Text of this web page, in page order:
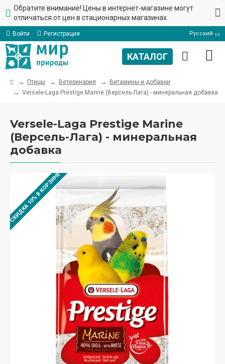
Обратите внимание! Цены в интернет-магазине могут
отличаться от цен в стационарных магазинах.
Войти Регистрация Русский
Птицы Ветеринария
Витамины и добавки
Versele-Laga Prestige Marine (Версель-Лага) - минеральная добавка
Versele-Laga Prestige Marine
(Версель-Лага) - минеральная
добавка
СКИДКА 10% В КОРЗИНЕ